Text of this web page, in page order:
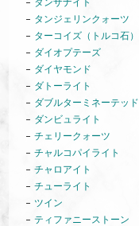
タンザナイト
タンジェリンクォーツ
ターコイズ（トルコ石）
ダイオプテーズ
ダイヤモンド
ダトーライト
ダブルターミネーテッド
ダンビュライト
チェリークォーツ
チャルコパイライト
チャロアイト
チューライト
ツイン
ティファニーストーン